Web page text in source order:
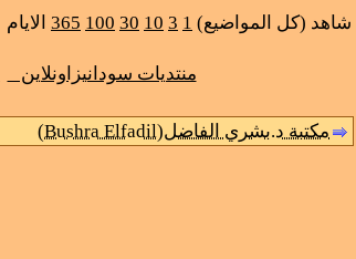
شاهد (كل المواضيع) 1
3
10
30
100
365 الايام
منتديات سودانيزاونلاين
مكتبة د.بشري الفاضل(Bushra Elfadil)